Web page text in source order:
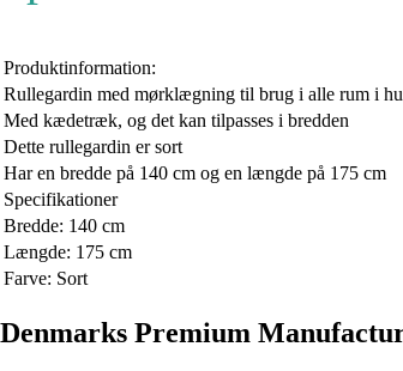
Produktinformation:
Rullegardin med mørklægning til brug i alle rum i
Med kædetræk, og det kan tilpasses i bredden
Dette rullegardin er sort
Har en bredde på 140 cm og en længde på 175 cm
Specifikationer
Bredde: 140 cm
Længde: 175 cm
Farve: Sort
Denmarks Premium